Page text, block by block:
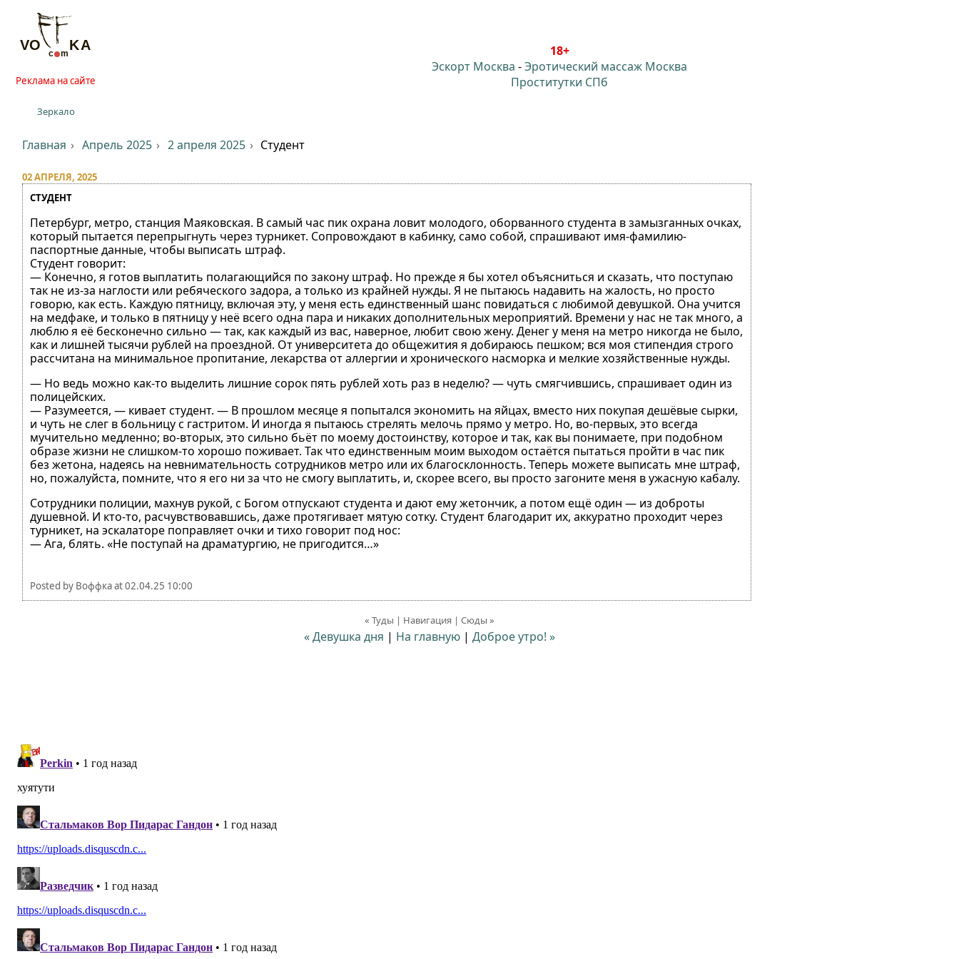
Реклама на сайте
Зеркало
18+
Эскорт Москва -Эротический массаж Москва
Проститутки СПб
Главная Апрель 2025 2 апреля 2025 Студент
02 АПРЕЛЯ, 2025
СТУДЕНТ
Петербург, метро, станция Маяковская. В самый час пик охрана ловит молодого, оборванного студента в замызганных очках,
который пытается перепрыгнуть через турникет. Сопровождают в кабинку, само собой, спрашивают имя-фамилию-
паспортные данные, чтобы выписать штраф.
Студент говорит:
— Конечно, я готов выплатить полагающийся по закону штраф. Но прежде я бы хотел объясниться и сказать, что поступаю
так не из-за наглости или ребяческого задора, а только из крайней нужды. Я не пытаюсь надавить на жалость, но просто
говорю, как есть. Каждую пятницу, включая эту, у меня есть единственный шанс повидаться с любимой девушкой. Она учится
на медфаке, и только в пятницу у неё всего одна пара и никаких дополнительных мероприятий. Времени у нас не так много, а
люблю я её бесконечно сильно — так, как каждый из вас, наверное, любит свою жену. Денег у меня на метро никогда не было,
как и лишней тысячи рублей на проездной. От университета до общежития я добираюсь пешком; вся моя стипендия строго
рассчитана на минимальное пропитание, лекарства от аллергии и хронического насморка и мелкие хозяйственные нужды.
— Но ведь можно как-то выделить лишние сорок пять рублей хоть раз в неделю? — чуть смягчившись, спрашивает один из
полицейских.
— Разумеется, — кивает студент. — В прошлом месяце я попытался экономить на яйцах, вместо них покупая дешёвые сырки,
и чуть не слег в больницу с гастритом. И иногда я пытаюсь стрелять мелочь прямо у метро. Но, во-первых, это всегда
мучительно медленно; во-вторых, это сильно бьёт по моему достоинству, которое и так, как вы понимаете, при подобном
образе жизни не слишком-то хорошо поживает. Так что единственным моим выходом остаётся пытаться пройти в час пик
без жетона, надеясь на невнимательность сотрудников метро или их благосклонность. Теперь можете выписать мне штраф,
но, пожалуйста, помните, что я его ни за что не смогу выплатить, и, скорее всего, вы просто загоните меня в ужасную кабалу.
Сотрудники полиции, махнув рукой, с Богом отпускают студента и дают ему жетончик, а потом ещё один — из доброты
душевной. И кто-то, расчувствовавшись, даже протягивает мятую сотку. Студент благодарит их, аккуратно проходит через
турникет, на эскалаторе поправляет очки и тихо говорит под нос:
— Ага, блять. «Не поступай на драматургию, не пригодится…»
Posted by Воффкаat02.04.25 10:00
« Туды | Навигация | Сюды »
« Девушка дня | На главную | Доброе утро! »